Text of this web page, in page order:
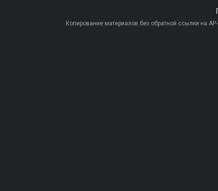
Копирование материалов без обратной ссылки на